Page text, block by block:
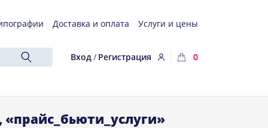
Доставка и оплата Услуги и цены
Вход/ Регистрация 0